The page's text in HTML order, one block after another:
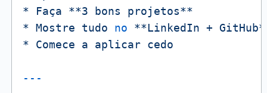
*
Faça **3 bons
projetos**
* Mostre tudo no **LinkedIn +
*
Comece a aplicar cedo